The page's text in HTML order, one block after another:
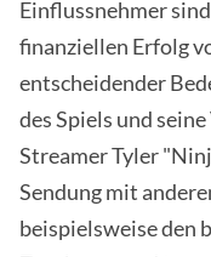
Einflussnehmer
finanziellen Erfolg
entscheidender
des Spiels und
Streamer Tyler
Sendung mit
beispielsweise den